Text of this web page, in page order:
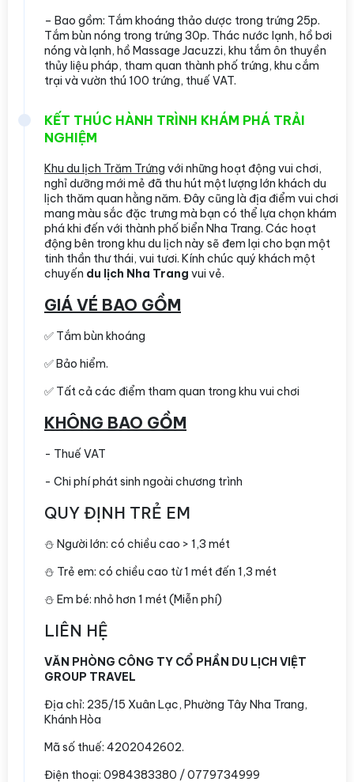
– Bao gồm: Tắm khoáng thảo dược trong trứng 25p.
Tắm bùn nóng trong trứng 30p. Thác nước lạnh, hồ bơi
nóng và lạnh, hồ Massage Jacuzzi, khu tắm ôn thuyền
thủy liệu pháp, tham quan thành phố trứng, khu cắm
trại và vườn thú 100 trứng, thuế VAT.
KẾT THÚC HÀNH TRÌNH KHÁM PHÁ TRẢI
NGHIỆM
Khu du lịch Trăm Trứng với những hoạt động vui chơi,
nghỉ dưỡng mới mẻ đã thu hút một lượng lớn khách du
lịch thăm quan hằng năm. Đây cũng là địa điểm vui chơi
mang màu sắc đặc trưng mà bạn có thể lựa chọn khám
phá khi đến với thành phố biển Nha Trang. Các hoạt
động bên trong khu du lịch này sẽ đem lại cho bạn một
tinh thần thư thái, vui tươi. Kính chúc quý khách một
chuyến du lịch Nha Trang vui vẻ.
GIÁ VÉ BAO GỒM
✅ Tắm bùn khoáng
✅ Bảo hiểm.
✅ Tất cả các điểm tham quan trong khu vui chơi
KHÔNG BAO GỒM
- Thuế VAT
- Chi phí phát sinh ngoài chương trình
QUY ĐỊNH TRẺ EM
⛄️ Người lớn: có chiều cao > 1,3 mét
⛄️ Trẻ em: có chiều cao từ 1 mét đến 1,3 mét
⛄️ Em bé: nhỏ hơn 1 mét (Miễn phí)
LIÊN HỆ
VĂN PHÒNG CÔNG TY CỔ PHẦN DU LỊCH VIỆT
GROUP TRAVEL
Địa chỉ: 235/15 Xuân Lạc, Phường Tây Nha Trang,
Khánh Hòa
Mã số thuế: 4202042602.
Điện thoại: 0984383380 / 0779734999